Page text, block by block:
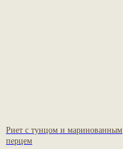
Риет с тунцом и маринованным
перцем